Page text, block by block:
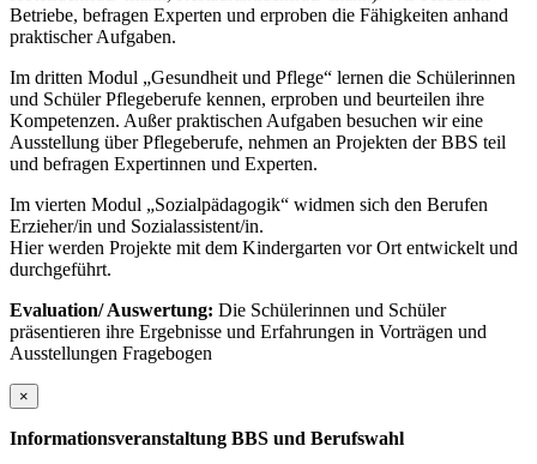
Betriebe, befragen Experten und erproben die Fähigkeiten anhand
praktischer Aufgaben.
Im dritten Modul „Gesundheit und Pflege“ lernen die Schülerinnen
und Schüler Pflegeberufe kennen, erproben und beurteilen ihre
Kompetenzen. Außer praktischen Aufgaben besuchen wir eine
Ausstellung über Pflegeberufe, nehmen an Projekten der BBS teil
und befragen Expertinnen und Experten.
Im vierten Modul „Sozialpädagogik“ widmen sich den Berufen
Erzieher/in und Sozialassistent/in.
Hier werden Projekte mit dem Kindergarten vor Ort entwickelt und
durchgeführt.
Evaluation/ Auswertung: Die Schülerinnen und Schüler
präsentieren ihre Ergebnisse und Erfahrungen in Vorträgen und
Ausstellungen Fragebogen
×
Informationsveranstaltung BBS und Berufswahl